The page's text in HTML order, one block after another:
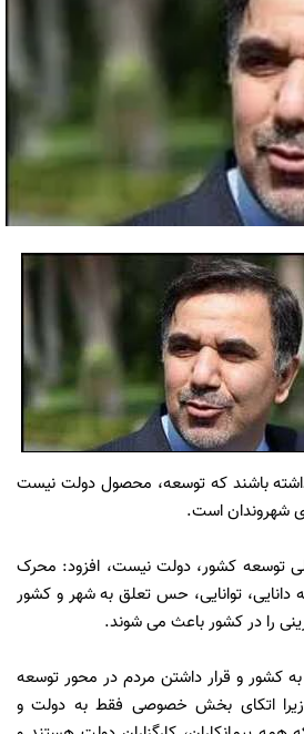
باشند که توسعه، محصول دولت نیست
شهروندان است.
توسعه کشور، دولت نیست، افزود: محرک
دانایی، توانایی، حس تعلق به شهر و کشور
را در کشور باعث می شوند.
کشور و قرار داشتن مردم در محور توسعه
زیرا اتکای بخش خصوصی فقط به دولت و